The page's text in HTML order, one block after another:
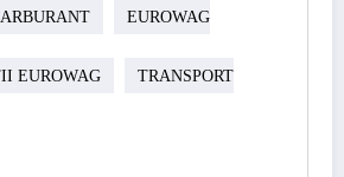
EUROWAG
EUROWAG TRANSPORT